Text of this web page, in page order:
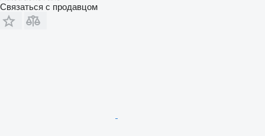
Связаться с продавцом